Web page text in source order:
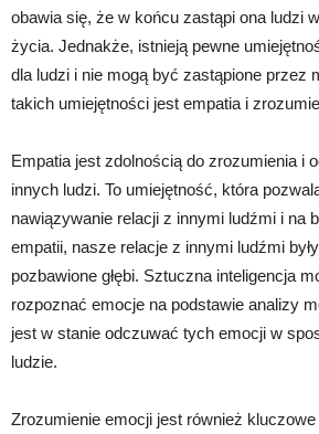
obawia się, że w końcu zastąpi ona ludzi
życia. Jednakże, istnieją pewne
dla ludzi i nie mogą być zastąpione przez
takich umiejętności jest empatia i
Empatia jest zdolnością do zrozumienia i
innych ludzi. To umiejętność, która
nawiązywanie relacji z innymi ludźmi i na
empatii, nasze relacje z innymi ludźmi
pozbawione głębi. Sztuczna inteligencja
rozpoznać emocje na podstawie analizy
jest w stanie odczuwać tych emocji w
ludzie.
Zrozumienie emocji jest również